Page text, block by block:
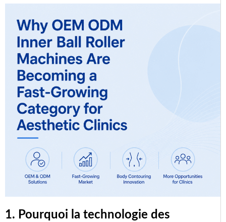
1. Pourquoi la technologie des